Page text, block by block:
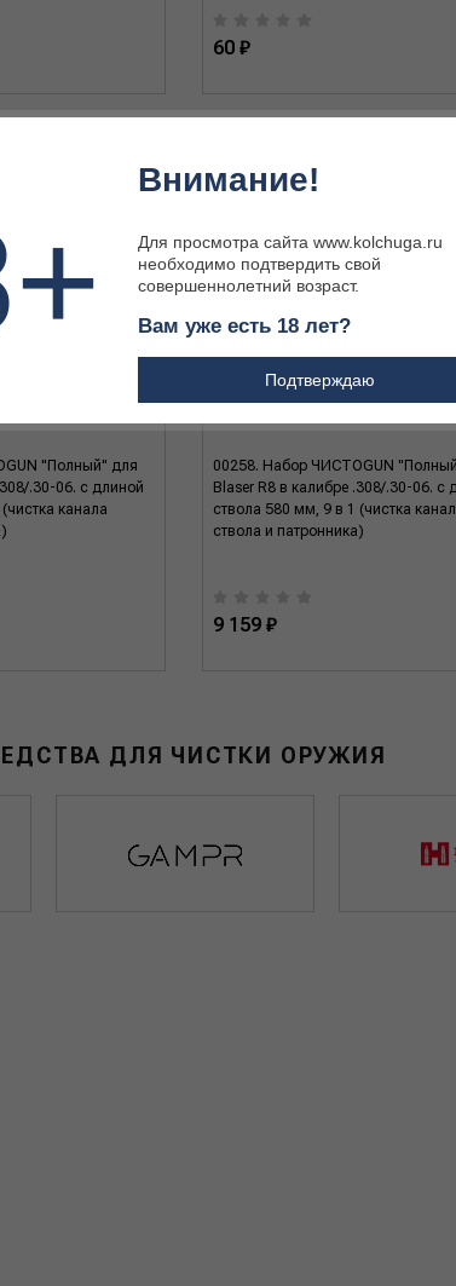
60 ₽
"Полный" для
.30-06. с длиной
канала
00258. Набор ЧИСТОGUN
Blaser R8 в калибре .308/.30-06. с
ствола 580 мм, 9 в 1 (чистка
ствола и патронника)
9 159 ₽
ДЛЯ ЧИСТКИ ОРУЖИЯ
Внимание!
Для просмотра сайта www.kolchuga.ru
необходимо подтвердить свой
совершеннолетний возраст.
Вам уже есть 18 лет?
Подтверждаю